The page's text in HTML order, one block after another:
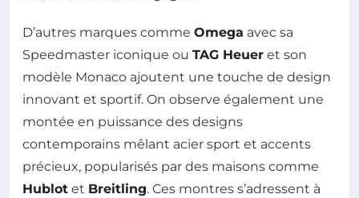
D’autres marques comme Omega avec sa
Speedmaster iconique ou TAG Heuer et son
modèle Monaco ajoutent une touche de design
innovant et sportif. On observe également une
montée en puissance des designs
contemporains mêlant acier sport et accents
précieux, popularisés par des maisons comme
Hublot et Breitling. Ces montres s’adressent à